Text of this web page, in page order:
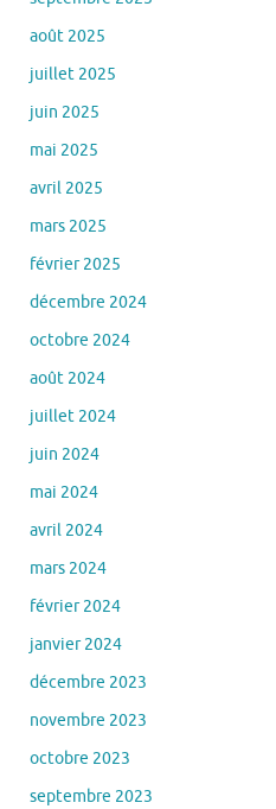
août 2025
juillet 2025
juin 2025
mai 2025
avril 2025
mars 2025
février 2025
décembre 2024
octobre 2024
août 2024
juillet 2024
juin 2024
mai 2024
avril 2024
mars 2024
février 2024
janvier 2024
décembre 2023
novembre 2023
octobre 2023
septembre 2023